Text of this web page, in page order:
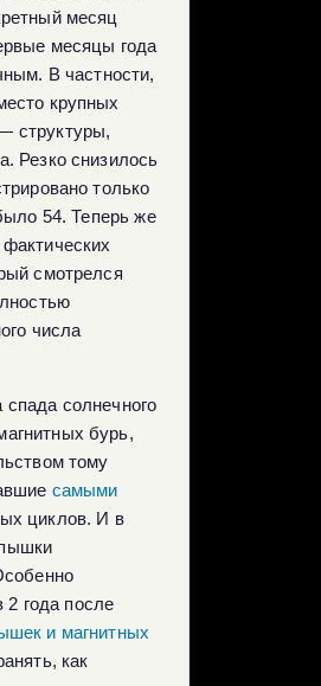
месяц
месяцы года
В частности,
крупных
структуры,
Резко снизилось
только
54. Теперь же
смотрелся
числа
солнечного
бурь,
тому
самыми
циклов. И в
2 года после
и магнитных
как